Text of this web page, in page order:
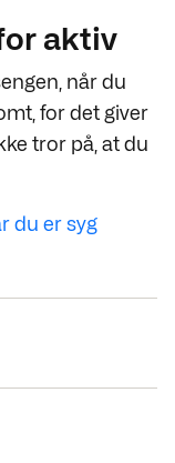
aktiv
når du
for det giver
tror på, at du
du er syg